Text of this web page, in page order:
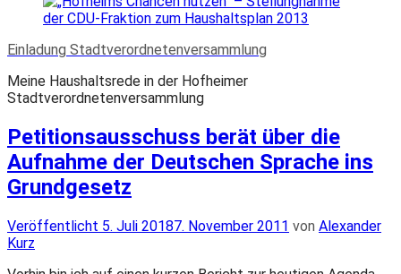
Einladung Stadtverordnetenversammlung
Meine Haushaltsrede in der Hofheimer
Stadtverordnetenversammlung
Petitionsausschuss berät über die
Aufnahme der Deutschen Sprache ins
Grundgesetz
Veröffentlicht
am
Veröffentlicht 5. Juli 20187. November 2011 von Alexander
Kurz